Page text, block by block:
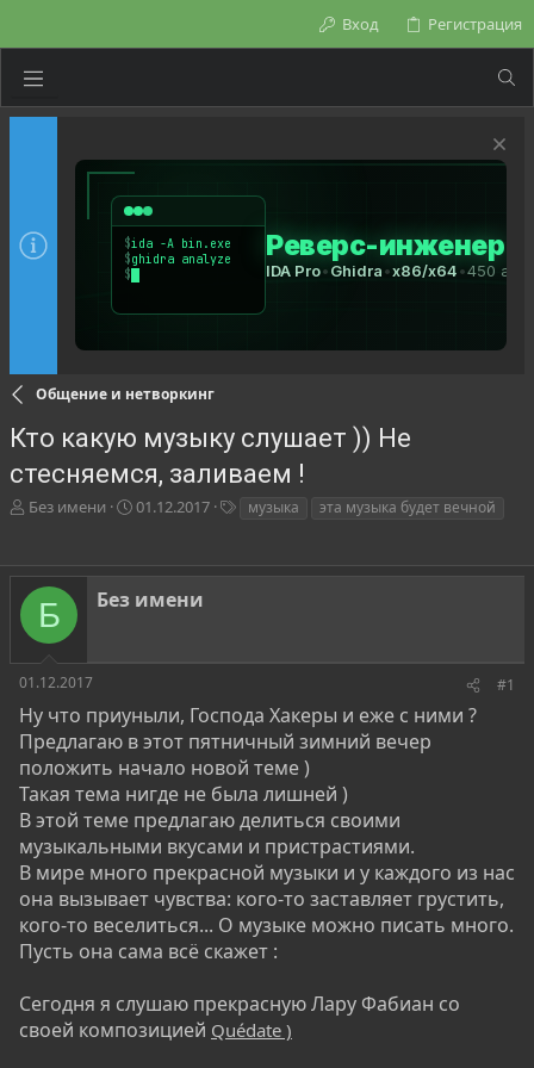
Вход Регистрация
Общение и нетворкинг
Кто какую музыку слушает )) Не
стесняемся, заливаем !
А
о
р
е
ы
Без имени
Д
а
н
а
01.12.2017
и
музыка эта музыка будет вечной
Б Без имени
01.12.2017 #1
Ну что приуныли, Господа Хакеры и еже с ними ?
Предлагаю в этот пятничный зимний вечер
положить начало новой теме )
Такая тема нигде не была лишней )
В этой теме предлагаю делиться своими
музыкальными вкусами и пристрастиями.
В мире много прекрасной музыки и у каждого из нас
она вызывает чувства: кого-то заставляет грустить,
кого-то веселиться... О музыке можно писать много.
Пусть она сама всё скажет :
Сегодня я слушаю прекрасную Лару Фабиан со
своей композицией Quédate )